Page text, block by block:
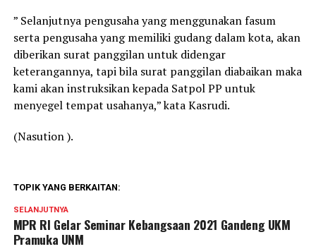
” Selanjutnya pengusaha yang menggunakan fasum
serta pengusaha yang memiliki gudang dalam kota, akan
diberikan surat panggilan untuk didengar
keterangannya, tapi bila surat panggilan diabaikan maka
kami akan instruksikan kepada Satpol PP untuk
menyegel tempat usahanya,” kata Kasrudi.
(Nasution ).
TOPIK YANG BERKAITAN:
SELANJUTNYA
MPR RI Gelar Seminar Kebangsaan 2021 Gandeng UKM
Pramuka UNM